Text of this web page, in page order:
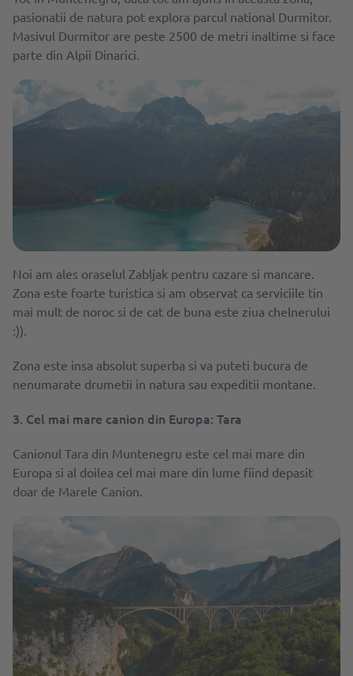
pasionatii de natura pot explora parcul national Durmitor.
Masivul Durmitor are peste 2500 de metri inaltime si face
parte din Alpii Dinarici.
Noi am ales oraselul Zabljak pentru cazare si mancare.
Zona este foarte turistica si am observat ca serviciile tin
mai mult de noroc si de cat de buna este ziua chelnerului
:)).
Zona este insa absolut superba si va puteti bucura de
nenumarate drumetii in natura sau expeditii montane.
3. Cel mai mare canion din Europa: Tara
Canionul Tara din Muntenegru este cel mai mare din
Europa si al doilea cel mai mare din lume fiind depasit
doar de Marele Canion.